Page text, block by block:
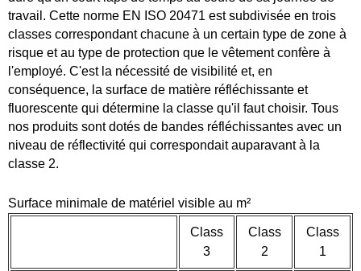
travail. Cette norme EN ISO 20471 est subdivisée en trois
classes correspondant chacune à un certain type de zone à
risque et au type de protection que le vêtement confère à
l'employé. C'est la nécessité de visibilité et, en
conséquence, la surface de matière réfléchissante et
fluorescente qui détermine la classe qu'il faut choisir. Tous
nos produits sont dotés de bandes réfléchissantes avec un
niveau de réflectivité qui correspondait auparavant à la
classe 2.
Surface minimale de matériel visible au m²
Class
3
Class
2
Class
1